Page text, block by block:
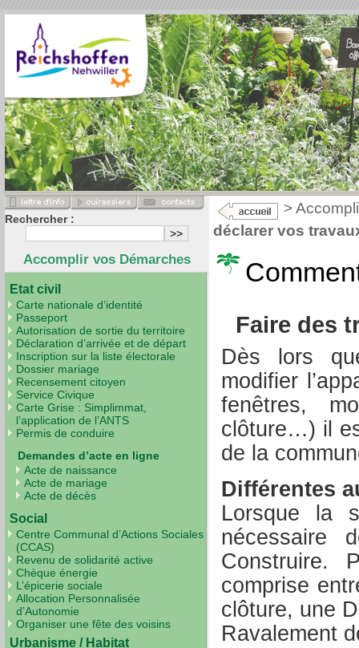
>
déclarer vos
Faire des
Dès lors
modifier
fenêtres,
clôture…) il
de la
Différentes
Lorsque la
nécessaire
Construire.
comprise
clôture, une
Ravalement
Rechercher :
Accomplir vos Démarches
Etat civil
Carte nationale d’identité
Passeport
Autorisation de sortie du territoire
Déclaration d’arrivée et de départ
Inscription sur la liste électorale
Dossier mariage
Recensement citoyen
Service Civique
Carte Grise : Simplimmat,
l’application de l’ANTS
Permis de conduire
Demandes d’acte en ligne
Acte de naissance
Acte de mariage
Acte de décès
Social
Centre Communal d’Actions Sociales
(CCAS)
Revenu de solidarité active
Chèque énergie
L’épicerie sociale
Allocation Personnalisée
d’Autonomie
Organiser une fête des voisins
Urbanisme / Habitat